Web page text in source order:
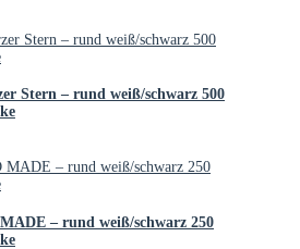
Stern – rund weiß/schwarz 500
– rund weiß/schwarz 250